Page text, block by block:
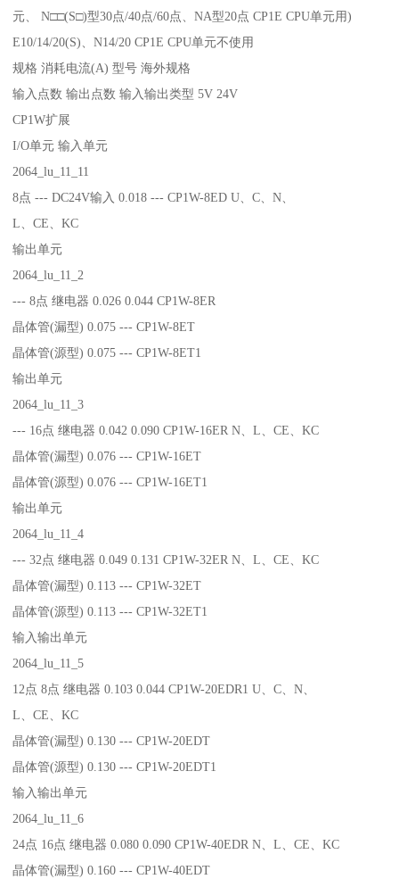
元、 N□□(S□)型30点/40点/60点、NA型20点 CP1E CPU单元用)
E10/14/20(S)、N14/20 CP1E CPU单元不使用
规格 消耗电流(A) 型号 海外规格
输入点数 输出点数 输入输出类型 5V 24V
CP1W扩展
I/O单元 输入单元
2064_lu_11_11
8点 --- DC24V输入 0.018 --- CP1W-8ED U、C、N、
L、CE、KC
输出单元
2064_lu_11_2
--- 8点 继电器 0.026 0.044 CP1W-8ER
晶体管(漏型) 0.075 --- CP1W-8ET
晶体管(源型) 0.075 --- CP1W-8ET1
输出单元
2064_lu_11_3
--- 16点 继电器 0.042 0.090 CP1W-16ER N、L、CE、KC
晶体管(漏型) 0.076 --- CP1W-16ET
晶体管(源型) 0.076 --- CP1W-16ET1
输出单元
2064_lu_11_4
--- 32点 继电器 0.049 0.131 CP1W-32ER N、L、CE、KC
晶体管(漏型) 0.113 --- CP1W-32ET
晶体管(源型) 0.113 --- CP1W-32ET1
输入输出单元
2064_lu_11_5
12点 8点 继电器 0.103 0.044 CP1W-20EDR1 U、C、N、
L、CE、KC
晶体管(漏型) 0.130 --- CP1W-20EDT
晶体管(源型) 0.130 --- CP1W-20EDT1
输入输出单元
2064_lu_11_6
24点 16点 继电器 0.080 0.090 CP1W-40EDR N、L、CE、KC
晶体管(漏型) 0.160 --- CP1W-40EDT